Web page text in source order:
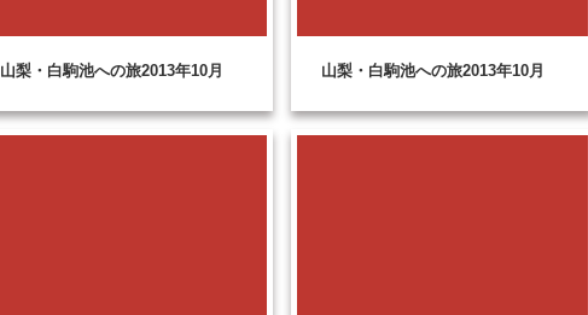
山梨・白駒池への旅2013年10月 山梨・白駒池への旅2013年10月